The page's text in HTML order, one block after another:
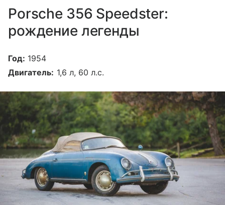
Porsche 356 Speedster:
рождение легенды
Год: 1954
Двигатель: 1,6 л, 60 л.с.